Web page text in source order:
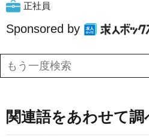
正社員
Sponsored by
関連語をあわせて調